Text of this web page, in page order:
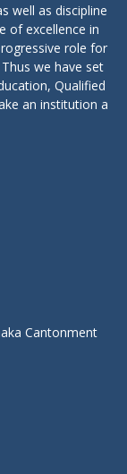
well as discipline
of excellence in
role for
we have set
Qualified
an institution a
Cantonment